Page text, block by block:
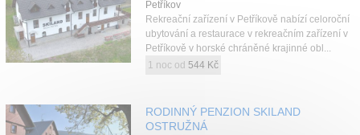
Mapa
O Jeseníkách
Kontakt
Petříkov
Rekreační zařízení v Petříkově nabízí celoroční
ubytování a restaurace v rekreačním zařízení v
Petříkově v horské chráněné krajinné obl...
1 noc od 544 Kč
RODINNÝ PENZION SKILAND
OSTRUŽNÁ